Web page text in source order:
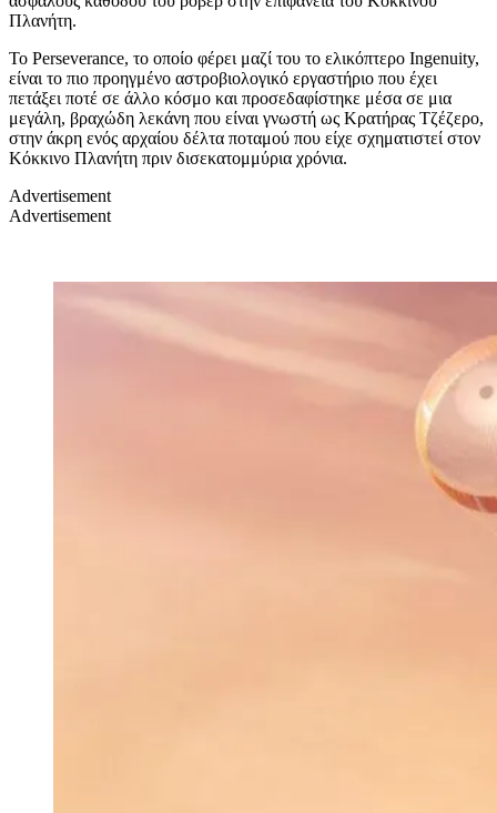
Πλανήτη.
Το Perseverance, το οποίο φέρει μαζί του το ελικόπτερο Ingenuity,
είναι το πιο προηγμένο αστροβιολογικό εργαστήριο που έχει
πετάξει ποτέ σε άλλο κόσμο και προσεδαφίστηκε μέσα σε μια
μεγάλη, βραχώδη λεκάνη που είναι γνωστή ως Κρατήρας Τζέζερο,
στην άκρη ενός αρχαίου δέλτα ποταμού που είχε σχηματιστεί στον
Κόκκινο Πλανήτη πριν δισεκατομμύρια χρόνια.
Advertisement
Advertisement